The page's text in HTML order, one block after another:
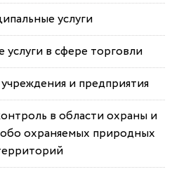
услуги
в сфере торговли
и предприятия
в области охраны и
охраняемых природных